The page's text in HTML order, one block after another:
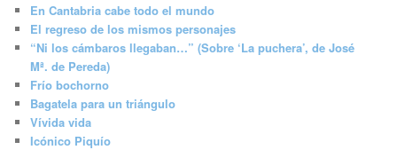
En Cantabria cabe todo el mundo
El regreso de los mismos personajes
“Ni los cámbaros llegaban…” (Sobre ‘La puchera’, de José
Mª. de Pereda)
Frío bochorno
Bagatela para un triángulo
Vívida vida
Icónico Piquío